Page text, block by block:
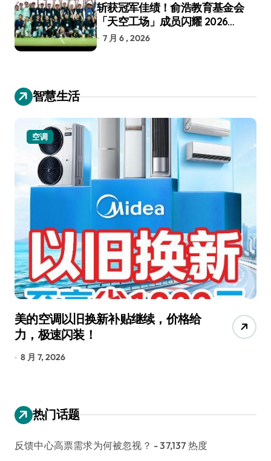
斩获冠军佳绩！俞浩教育基金会
「天空工场」成员闪耀 2026
RoboCup 机器人世界杯
7 月 6 , 2026
智慧生活
空调
美的空调以旧换新补贴继续，价格给
力，极速闪装！
8 月 7, 2026
热门话题
反馈中心高票需求为何被忽视？ - 37,137 热度